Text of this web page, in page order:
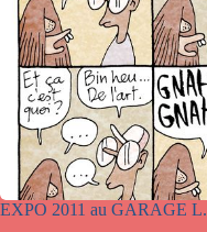
EXPO 2011 au GARAGE L.